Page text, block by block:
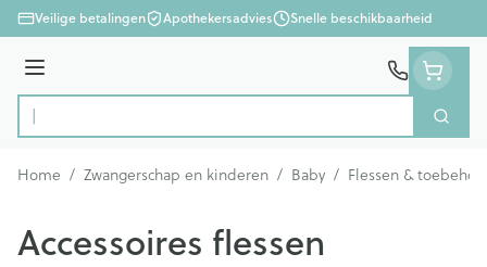
Ga naar de inhoud
Veilige betalingen Apothekersadvies Snelle beschikbaarheid
Menu
Product, merk, categorie...
Zoek
Home / Zwangerschap en kinderen / Baby / Flessen &
Accessoires flessen